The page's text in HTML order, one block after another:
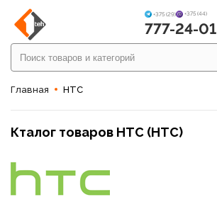
+375 (29) +375 (44)
777-24-01
Главная HTC
Кталог товаров HTC (НТС)